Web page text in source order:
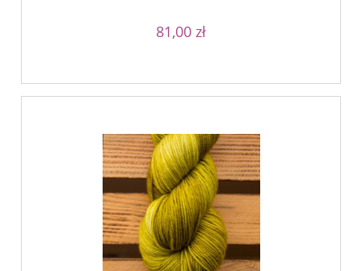
81,00 zł